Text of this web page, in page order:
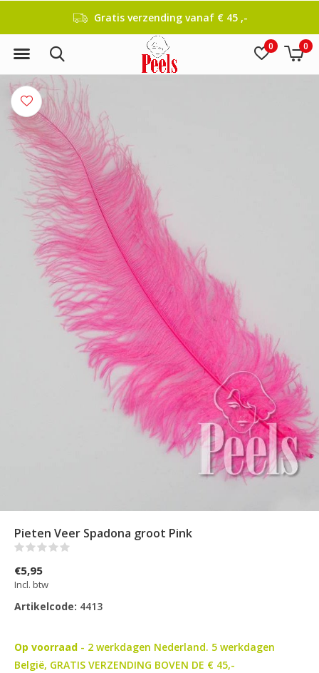
0 0
Gratis verzending vanaf € 45 ,-
Pieten Veer Spadona groot Pink
€5,95
Incl. btw
Artikelcode: 4413
Op voorraad - 2 werkdagen Nederland. 5 werkdagen
België, GRATIS VERZENDING BOVEN DE € 45,-